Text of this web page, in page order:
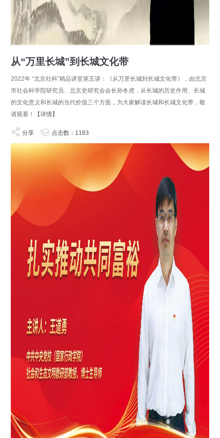
从“万里长城”到长城文化带
2022年 “北京社科”精品讲堂第五讲：《从万里长城到长城文化带》，由北京
市社会科学院研究员、北京史研究会会长孙冬虎，从长城的历史作用、长城
的文化意义和长城的当代价值三个方面，为大家解读长城和长城文化带，敬
请观看！
【详情】
分享 点击数：1183